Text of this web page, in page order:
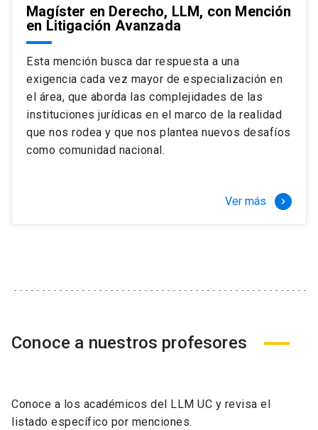
Magíster en Derecho, LLM, con Mención
en Litigación Avanzada
Esta mención busca dar respuesta a una
exigencia cada vez mayor de especialización en
el área, que aborda las complejidades de las
instituciones jurídicas en el marco de la realidad
que nos rodea y que nos plantea nuevos desafíos
como comunidad nacional.
Ver más keyboard_arrow_right
Conoce a nuestros profesores
Conoce a los académicos del LLM UC y revisa el
listado específico por menciones.